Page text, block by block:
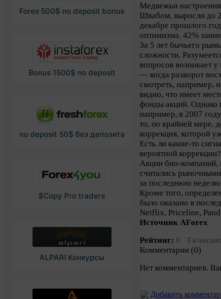
Forex 500$ no deposit bonus
Bonus 1500$ no deposit
no deposit 50$ без депозита
$Copy Pro traders
ALPARI Конкурсы
Медвежьи
Швабом, выросли до
декабре прошлого
оптимизма. 42%
За 5 лет бычьего
сложности.
вопросов возникает
— когда разворот
смотреть, например,
видно, что имеет
фонды акций. Однако
например, в 2007
то, по крайней мере,
коррекция, которой
Есть ли какие-то
вероятной
Акции био-компаний,
считались
за последнюю
Кроме того,
было оказано в
Netflix, Priceline,
Источник AForex
Рейтинг: 0
Комментарии (0)
Нет комментариев.
Добавить